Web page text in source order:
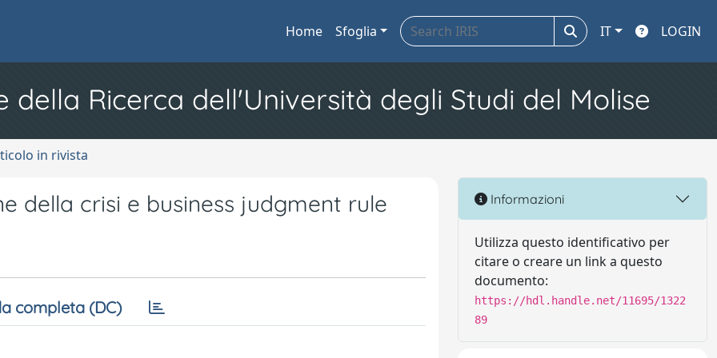
Home Sfoglia IT LOGIN
della Ricerca dell'Università degli Studi del Molise
in rivista
della crisi e business judgment rule
completa (DC)
Informazioni
Utilizza questo identificativo per
citare o creare un link a questo
documento:
https://hdl.handle.net/11695/1322
89